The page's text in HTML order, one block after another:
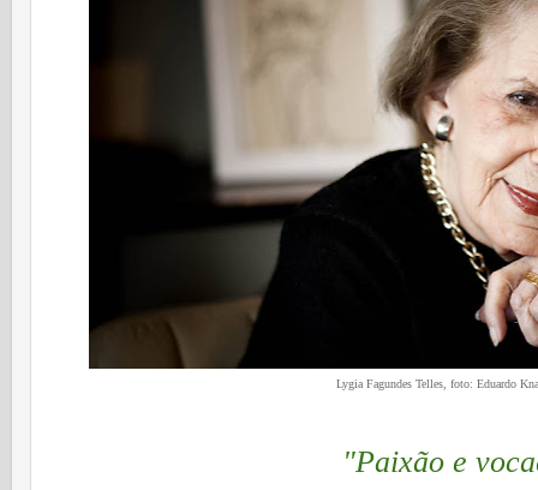
Lygia Fagundes Telles, foto: Eduardo
"Paixão e